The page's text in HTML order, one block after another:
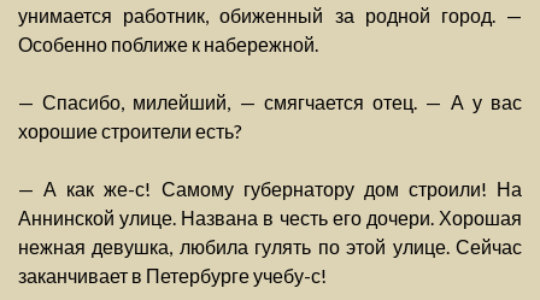
унимается работник, обиженный за родной город. —
Особенно поближе к набережной.
— Спасибо, милейший, — смягчается отец. — А у вас
хорошие строители есть?
— А как же-с! Самому губернатору дом строили! На
Аннинской улице. Названа в честь его дочери. Хорошая
нежная девушка, любила гулять по этой улице. Сейчас
заканчивает в Петербурге учебу-с!